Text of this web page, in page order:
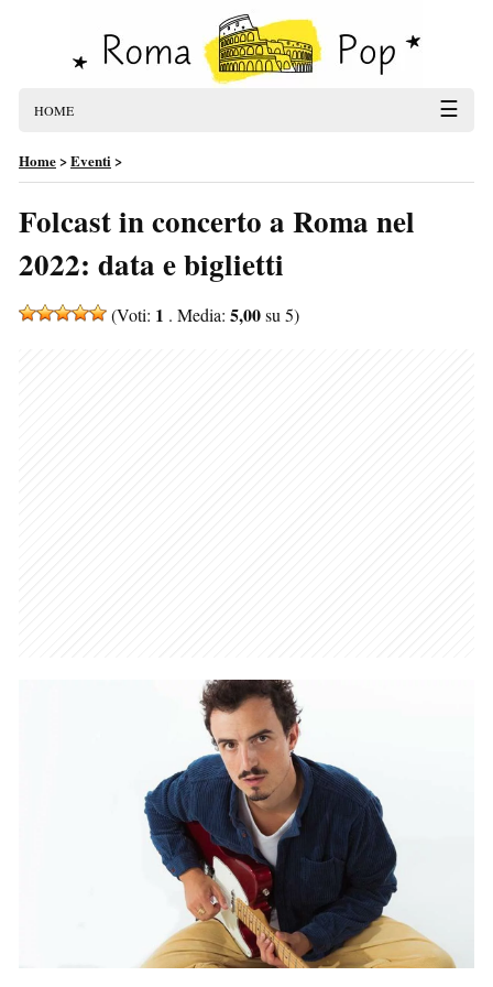
HOME ☰
Home>Eventi>
Folcast in concerto a Roma nel
2022: data e biglietti
(Voti: 1 . Media: 5,00su 5)